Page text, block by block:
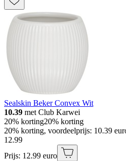
Sealskin Beker Convex Wit
10.39 met Club Karwei
20% korting20% korting
20% korting, voordeelprijs: 10.39
12.99
Prijs: 12.99 euro